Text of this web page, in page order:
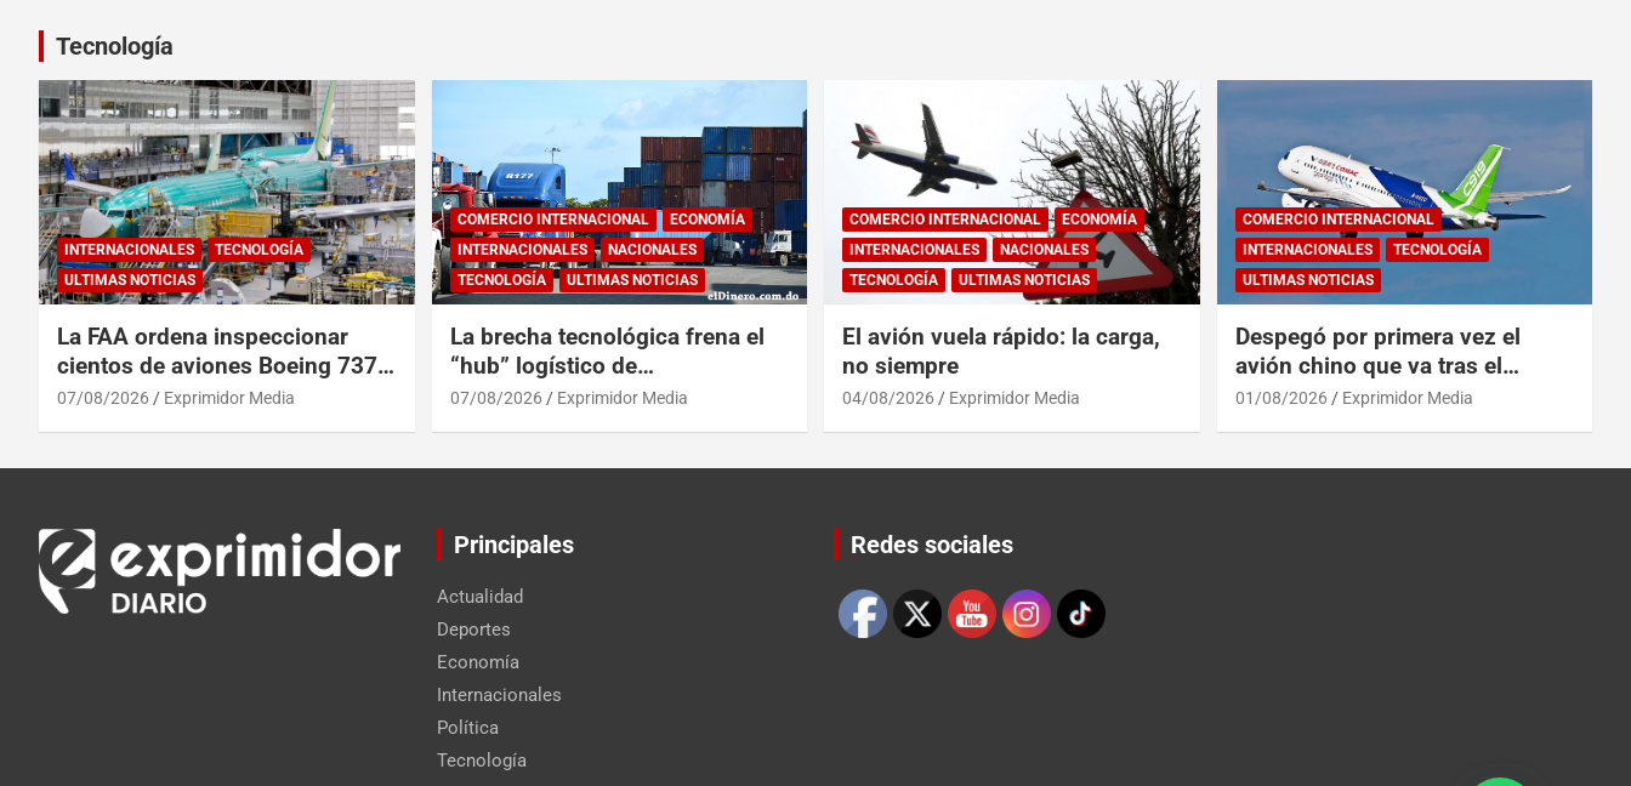
Tecnología
INTERNACIONALES
TECNOLOGÍA
ULTIMAS NOTICIAS
La FAA ordena inspeccionar
cientos de aviones Boeing 737
Max por posibles grietas
07/08/2026 Exprimidor Media
COMERCIO INTERNACIONAL
ECONOMÍA
INTERNACIONALES
NACIONALES
TECNOLOGÍA
ULTIMAS NOTICIAS
La brecha tecnológica frena el
“hub” logístico de
Centroamérica y RD
07/08/2026 Exprimidor Media
COMERCIO INTERNACIONAL
ECONOMÍA
INTERNACIONALES
NACIONALES
TECNOLOGÍA
ULTIMAS NOTICIAS
El avión vuela rápido: la carga,
no siempre
04/08/2026 Exprimidor Media
COMERCIO INTERNACIONAL
INTERNACIONALES
TECNOLOGÍA
ULTIMAS NOTICIAS
Despegó por primera vez el
avión chino que va tras el
reinado del A319 en el Tíbet
01/08/2026 Exprimidor Media
Principales
Actualidad
Deportes
Economía
Internacionales
Política
Tecnología
Redes sociales
Set Youtube Channel ID